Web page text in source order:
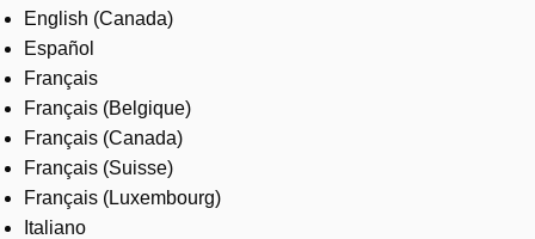
English (Canada)
Español
Français
Français (Belgique)
Français (Canada)
Français (Suisse)
Français (Luxembourg)
Italiano